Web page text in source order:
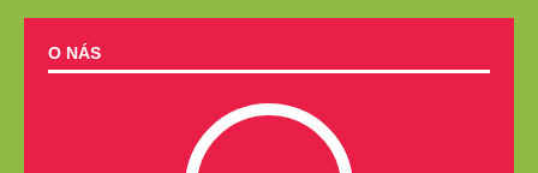
O NÁS